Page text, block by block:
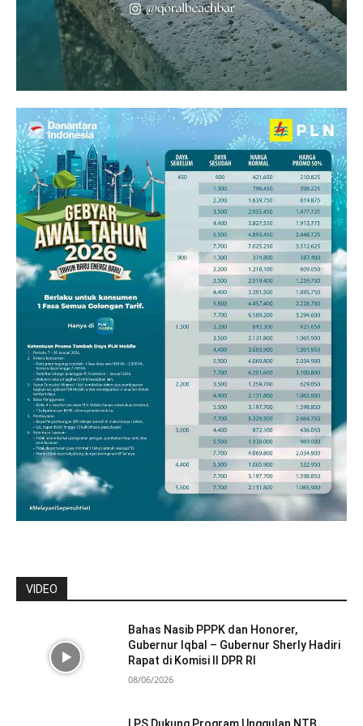
VIDEO
Bahas Nasib PPPK dan Honorer,
Gubernur Iqbal – Gubernur Sherly Hadiri
Rapat di Komisi II DPR RI
08/06/2026
LPS Dukung Program Unggulan NTB